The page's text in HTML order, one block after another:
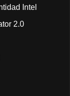
Intel
2.0